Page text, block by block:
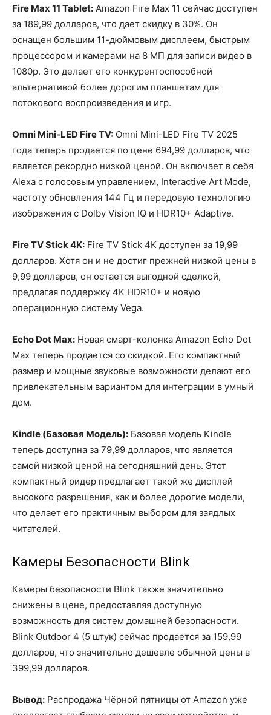
Fire Max 11 Tablet: Amazon Fire Max 11 сейчас доступен
за 189,99 долларов, что дает скидку в 30%. Он
оснащен большим 11-дюймовым дисплеем, быстрым
процессором и камерами на 8 МП для записи видео в
1080p. Это делает его конкурентоспособной
альтернативой более дорогим планшетам для
потокового воспроизведения и игр.
Omni Mini-LED Fire TV: Omni Mini-LED Fire TV 2025
года теперь продается по цене 694,99 долларов, что
является рекордно низкой ценой. Он включает в себя
Alexa с голосовым управлением, Interactive Art Mode,
частоту обновления 144 Гц и передовую технологию
изображения с Dolby Vision IQ и HDR10+ Adaptive.
Fire TV Stick 4K: Fire TV Stick 4K доступен за 19,99
долларов. Хотя он и не достиг прежней низкой цены в
9,99 долларов, он остается выгодной сделкой,
предлагая поддержку 4K HDR10+ и новую
операционную систему Vega.
Echo Dot Max: Новая смарт-колонка Amazon Echo Dot
Max теперь продается со скидкой. Его компактный
размер и мощные звуковые возможности делают его
привлекательным вариантом для интеграции в умный
дом.
Kindle (Базовая Модель): Базовая модель Kindle
теперь доступна за 79,99 долларов, что является
самой низкой ценой на сегодняшний день. Этот
компактный ридер предлагает такой же дисплей
высокого разрешения, как и более дорогие модели,
что делает его практичным выбором для заядлых
читателей.
Камеры Безопасности Blink
Камеры безопасности Blink также значительно
снижены в цене, предоставляя доступную
возможность для систем домашней безопасности.
Blink Outdoor 4 (5 штук) сейчас продается за 159,99
долларов, что значительно дешевле обычной цены в
399,99 долларов.
Вывод: Распродажа Чёрной пятницы от Amazon уже